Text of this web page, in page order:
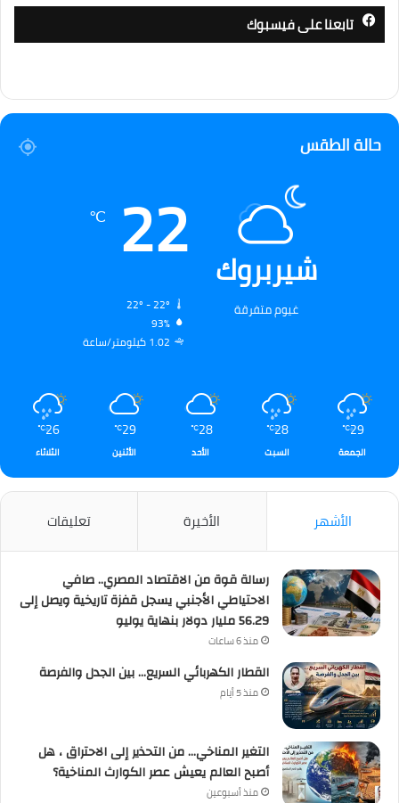
تابعنا على فيسبوك
حالة الطقس
شيربروك
غيوم متفرقة
22
℃
93%
1.02 كيلومتر/ساعة
29
℃
الجمعة
28
℃
السبت
28
℃
الأحد
29
℃
الأثنين
26
℃
الثلاثاء
الأشهر الأخيرة تعليقات
رسالة قوة من الاقتصاد المصري.. صافي
الاحتياطي الأجنبي يسجل قفزة تاريخية ويصل إلى
56.29 مليار دولار بنهاية يوليو
منذ 6 ساعات
القطار الكهربائي السريع… بين الجدل والفرصة
منذ 5 أيام
التغير المناخي… من التحذير إلى الاحتراق ، هل
أصبح العالم يعيش عصر الكوارث المناخية؟
منذ أسبوعين